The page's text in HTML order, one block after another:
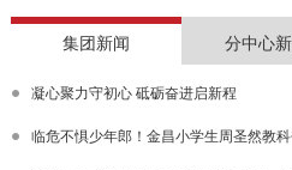
集团新闻 分中心
凝心聚力守初心 砥砺奋进启新程
临危不惧少年郎！金昌小学生周圣然教